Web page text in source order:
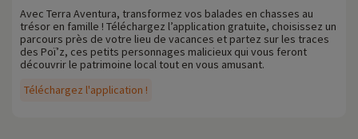
Téléchargez l'application !
Avec Terra Aventura, transformez vos balades en chasses au
trésor en famille ! Téléchargez l’application gratuite, choisissez un
parcours près de votre lieu de vacances et partez sur les traces
des Poï’z, ces petits personnages malicieux qui vous feront
découvrir le patrimoine local tout en vous amusant.